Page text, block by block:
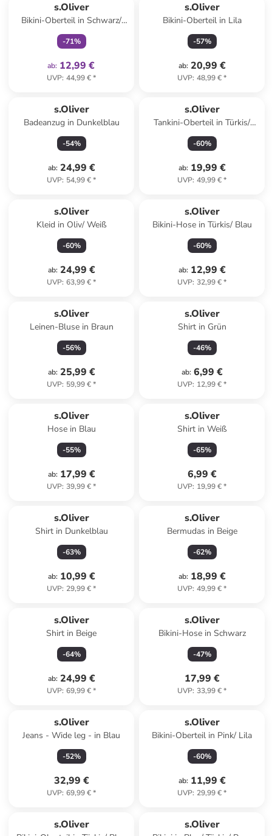
s.Oliver
Bikini-Oberteil in Schwarz/
Creme
-71%
ab: 12,99 €
UVP: 44,99 €*
s.Oliver
Bikini-Oberteil in Lila
-57%
ab: 20,99 €
UVP: 48,99 €*
s.Oliver
Badeanzug in Dunkelblau
-54%
ab: 24,99 €
UVP: 54,99 €*
s.Oliver
Tankini-Oberteil in Türkis/
Blau
-60%
ab: 19,99 €
UVP: 49,99 €*
s.Oliver
Kleid in Oliv/ Weiß
-60%
ab: 24,99 €
UVP: 63,99 €*
s.Oliver
Bikini-Hose in Türkis/ Blau
-60%
ab: 12,99 €
UVP: 32,99 €*
s.Oliver
Leinen-Bluse in Braun
-56%
ab: 25,99 €
UVP: 59,99 €*
s.Oliver
Shirt in Grün
-46%
ab: 6,99 €
UVP: 12,99 €*
s.Oliver
Hose in Blau
-55%
ab: 17,99 €
UVP: 39,99 €*
s.Oliver
Shirt in Weiß
-65%
6,99 €
UVP: 19,99 €*
s.Oliver
Shirt in Dunkelblau
-63%
ab: 10,99 €
UVP: 29,99 €*
s.Oliver
Bermudas in Beige
-62%
ab: 18,99 €
UVP: 49,99 €*
s.Oliver
Shirt in Beige
-64%
ab: 24,99 €
UVP: 69,99 €*
s.Oliver
Bikini-Hose in Schwarz
-47%
17,99 €
UVP: 33,99 €*
s.Oliver
Jeans - Wide leg - in Blau
-52%
32,99 €
UVP: 69,99 €*
s.Oliver
Bikini-Oberteil in Pink/ Lila
-60%
ab: 11,99 €
UVP: 29,99 €*
s.Oliver s.Oliver